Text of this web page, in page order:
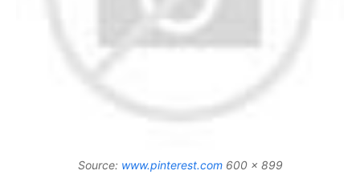
Source: www.pinterest.com600 x 899